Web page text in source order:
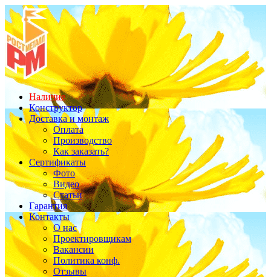
Наличие
Конструктор
Доставка и монтаж
Оплата
Производство
Как заказать?
Сертификаты
Фото
Видео
Статьи
Гарантия
Контакты
О нас
Проектировщикам
Вакансии
Политика конф.
Отзывы